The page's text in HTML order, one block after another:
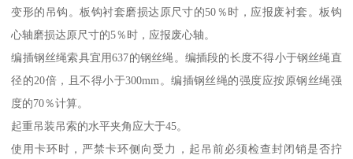
变形的吊钩。板钩衬套磨损达原尺寸的50％时，应报废衬套。板钩
心轴磨损达原尺寸的5％时，应报废心轴。
编插钢丝绳索具宜用637的钢丝绳。编插段的长度不得小于钢丝绳直
径的20倍，且不得小于300mm。编插钢丝绳的强度应按原钢丝绳强
度的70％计算。
起重吊装吊索的水平夹角应大于45。
使用卡环时，严禁卡环侧向受力，起吊前必须检查封闭销是否拧